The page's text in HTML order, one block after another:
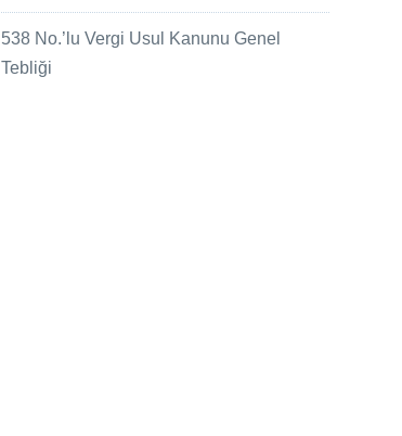
538 No.’lu Vergi Usul Kanunu Genel
Tebliği